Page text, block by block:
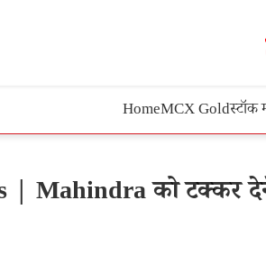
HomeMCX Goldस्टॉक
| Mahindra को टक्कर